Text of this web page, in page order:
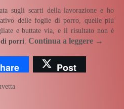
sugli scarti della lavorazione e ho
delle foglie di porro, quelle più
e buttate via, e il risultato non è
porri. Continua a leggere →
Post